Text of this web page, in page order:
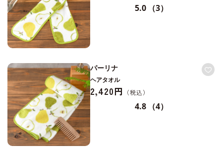
5.0 （3）
パーリナ
ヘアタオル
2,420円
4.8 （4）